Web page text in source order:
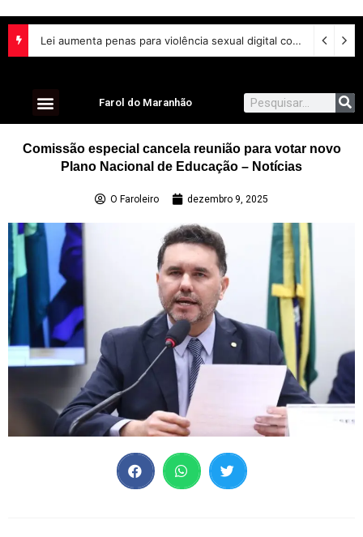
Lei aumenta penas para violência sexual digital contra crianças e adolescentes e endurece punições
Farol do Maranhão
Comissão especial cancela reunião para votar novo
Plano Nacional de Educação – Notícias
O Faroleiro dezembro 9, 2025